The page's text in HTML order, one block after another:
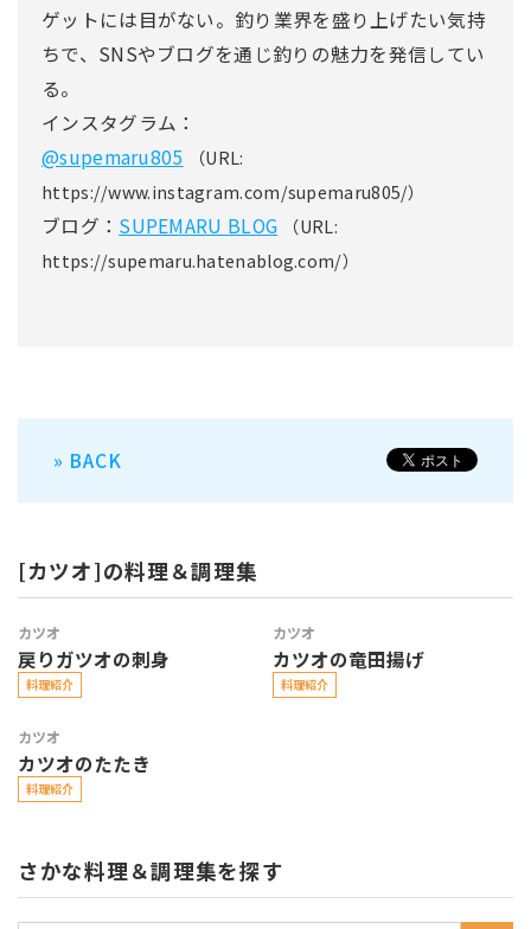
ゲットには目がない。釣り業界を盛り上げたい気持
ちで、SNSやブログを通じ釣りの魅力を発信してい
る。
インスタグラム：
@supemaru805
（URL:
https://www.instagram.com/supemaru805/）
ブログ： SUPEMARU BLOG
（URL:
https://supemaru.hatenablog.com/）
» BACK
[カツオ]の料理＆調理集
カツオ
戻りガツオの刺身
料理紹介
カツオ
カツオの竜田揚げ
料理紹介
カツオ
カツオのたたき
料理紹介
さかな料理＆調理集を探す